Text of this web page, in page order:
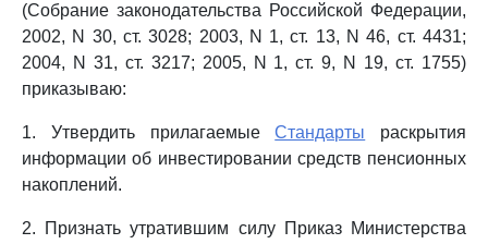
(Собрание законодательства Российской Федерации,
2002, N 30, ст. 3028; 2003, N 1, ст. 13, N 46, ст. 4431;
2004, N 31, ст. 3217; 2005, N 1, ст. 9, N 19, ст. 1755)
приказываю:
1. Утвердить прилагаемыеСтандарты раскрытия
информации об инвестировании средств пенсионных
накоплений.
2. Признать утратившим силу Приказ Министерства